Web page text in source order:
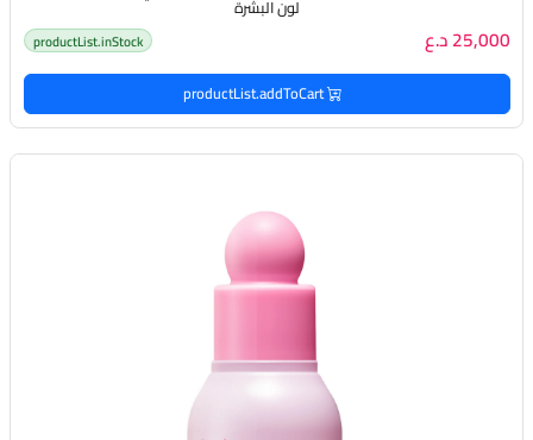
لون البشرة
25,000 د.ع productList.inStock
productList.addToCart